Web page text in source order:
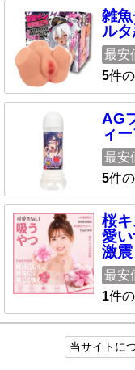
雑
ル
最安
5件
AG
ィ
最安
5件
桜
愛
激
最安
1件
当サイトに